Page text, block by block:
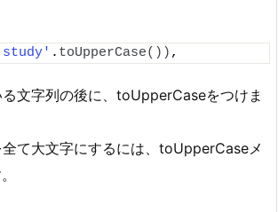
. toUpperCase()) ,
文字列の後に、toUpperCaseをつけま
て大文字にするには、toUpperCaseメ